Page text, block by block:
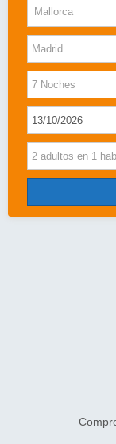
Costas
Islas
Caribe
Bahia Principe
Cruceros
Grandes
Mallorca